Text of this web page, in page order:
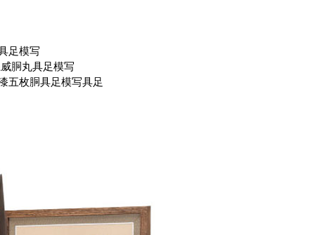
足模写
胴丸具足模写
枚胴具足模写具足